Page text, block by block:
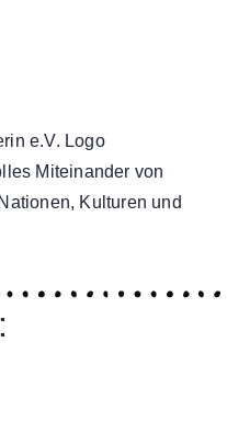
Miteinander von
Kulturen und